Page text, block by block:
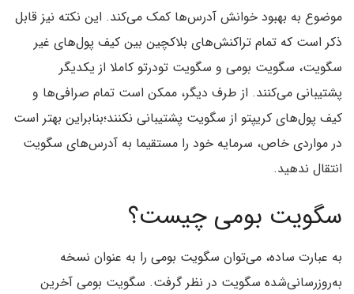
موضوع به بهبود خوانش آدرس‌ها کمک می‌کند. این نکته نیز قابل
ذکر است که تمام تراکنش‌های بلاکچین بین کیف پول‌های غیر
سگویت، سگویت بومی و سگویت تودرتو کاملا از یکدیگر
پشتیبانی می‌کنند. از طرف دیگر، ممکن است تمام صرافی‌ها و
کیف پول‌های کریپتو از سگویت پشتیبانی نکنند؛بنابراین بهتر است
در مواردی خاص، سرمایه خود را مستقیما به آدرس‌های سگویت
انتقال ندهید.
سگویت بومی چیست؟
به عبارت ساده، می‌توان سگویت بومی را به عنوان نسخه
به‌روزرسانی‌شده سگویت در نظر گرفت. سگویت بومی آخرین